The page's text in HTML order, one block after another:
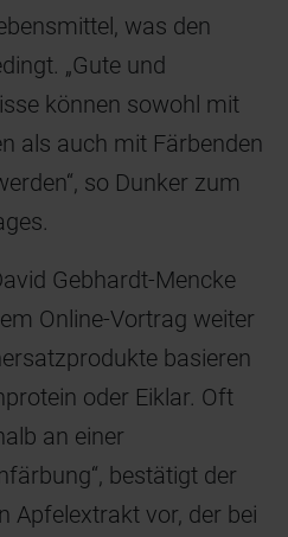
was den
„Gute und
können sowohl mit
als auch mit Färbenden
so Dunker zum
Gebhardt-Mencke
Online-Vortrag weiter
basieren
oder Eiklar. Oft
an einer
bestätigt der
Apfelextrakt vor, der bei